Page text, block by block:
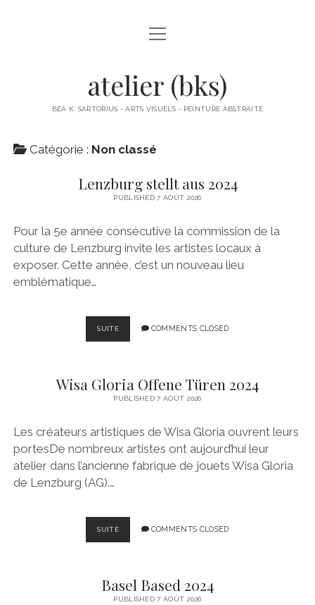
À PROPOS
BÉA K. SARTORIUS
PEINTURES
POLITIQUE DE CONFIDENTIALITÉ
open
menu
atelier (bks)
BÉA K. SARTORIUS - ARTS VISUELS - PEINTURE ABSTRAITE
Catégorie : Non classé
Lenzburg stellt aus 2024
PUBLISHED 7 AOÛT 2026
Pour la 5e année consécutive la commission de la
culture de Lenzburg invite les artistes locaux à
exposer. Cette année, c’est un nouveau lieu
emblématique…
SUITELENZBURG
STELLT
COMMENTS CLOSED
Wisa Gloria Offene Türen 2024
PUBLISHED 7 AOÛT 2026
Les créateurs artistiques de Wisa Gloria ouvrent leurs
portesDe nombreux artistes ont aujourd’hui leur
atelier dans l’ancienne fabrique de jouets Wisa Gloria
de Lenzburg (AG).…
SUITEWISA
GLORIA
2024
COMMENTS CLOSED
Basel Based 2024
PUBLISHED 7 AOÛT 2026